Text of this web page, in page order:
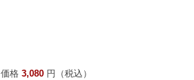
価格 3,080 円（税込）